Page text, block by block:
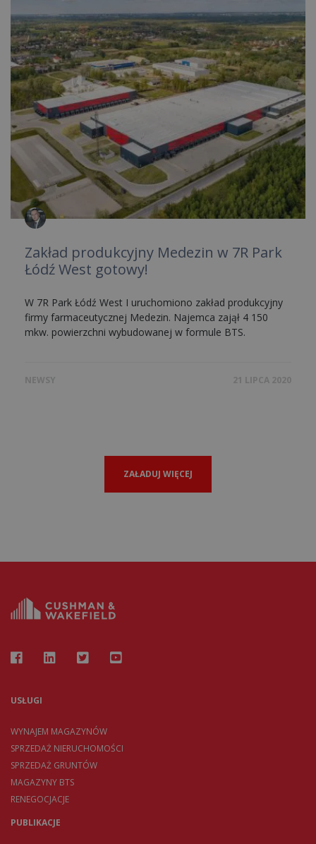
Zakład produkcyjny Medezin w 7R Park
Łódź West gotowy!
W 7R Park Łódź West I uruchomiono zakład produkcyjny
firmy farmaceutycznej Medezin. Najemca zajął 4 150
mkw. powierzchni wybudowanej w formule BTS.
NEWSY 21 LIPCA 2020
ZAŁADUJ WIĘCEJ
USŁUGI
WYNAJEM MAGAZYNÓW
SPRZEDAŻ NIERUCHOMOŚCI
SPRZEDAŻ GRUNTÓW
MAGAZYNY BTS
RENEGOCJACJE
PUBLIKACJE